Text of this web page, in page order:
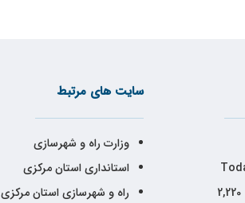
2,220
سایت های مرتبط
وزارت راه و شهرسازی
استانداری استان مرکزی
راه و شهرسازی استان مرکزی